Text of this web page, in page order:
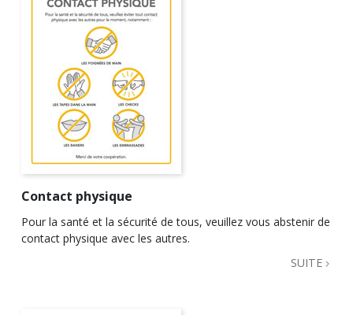
Contact physique
Pour la santé et la sécurité de tous, veuillez vous abstenir de
contact physique avec les autres.
SUITE